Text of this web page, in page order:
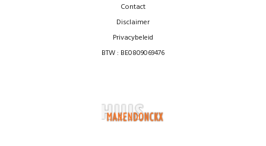
Contact
Disclaimer
Privacybeleid
BTW : BE0809069476